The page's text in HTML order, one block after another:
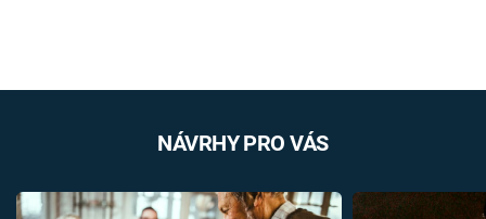
NÁVRHY PRO VÁS